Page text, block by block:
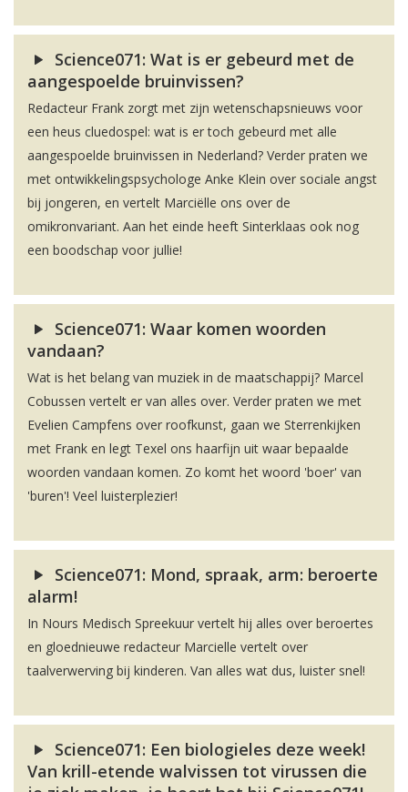
Science071: Wat is er gebeurd met de
aangespoelde bruinvissen?
Redacteur Frank zorgt met zijn wetenschapsnieuws voor
een heus cluedospel: wat is er toch gebeurd met alle
aangespoelde bruinvissen in Nederland? Verder praten we
met ontwikkelingspsychologe Anke Klein over sociale angst
bij jongeren, en vertelt Marciëlle ons over de
omikronvariant. Aan het einde heeft Sinterklaas ook nog
een boodschap voor jullie!
Science071: Waar komen woorden
vandaan?
Wat is het belang van muziek in de maatschappij? Marcel
Cobussen vertelt er van alles over. Verder praten we met
Evelien Campfens over roofkunst, gaan we Sterrenkijken
met Frank en legt Texel ons haarfijn uit waar bepaalde
woorden vandaan komen. Zo komt het woord 'boer' van
'buren'! Veel luisterplezier!
Science071: Mond, spraak, arm: beroerte
alarm!
In Nours Medisch Spreekuur vertelt hij alles over beroertes
en gloednieuwe redacteur Marcielle vertelt over
taalverwerving bij kinderen. Van alles wat dus, luister snel!
Science071: Een biologieles deze week!
Van krill-etende walvissen tot virussen die